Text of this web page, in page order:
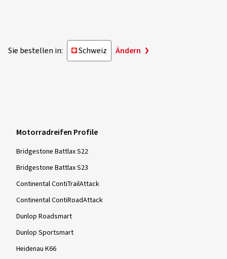
Alles prima immer wieder gerne
Sie bestellen in: Schweiz Ändern
Motorradreifen Profile
Bridgestone Battlax S22
Bridgestone Battlax S23
Continental ContiTrailAttack
Continental ContiRoadAttack
Dunlop Roadsmart
Dunlop Sportsmart
Heidenau K66